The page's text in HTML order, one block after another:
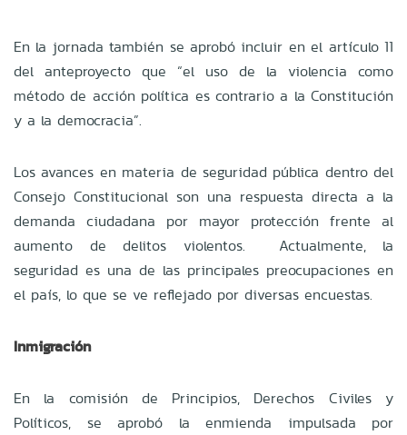
En la jornada también se aprobó incluir en el artículo 11
del anteproyecto que “el uso de la violencia como
método de acción política es contrario a la Constitución
y a la democracia”.
Los avances en materia de seguridad pública dentro del
Consejo Constitucional son una respuesta directa a la
demanda ciudadana por mayor protección frente al
aumento de delitos violentos. Actualmente, la
seguridad es una de las principales preocupaciones en
el país, lo que se ve reflejado por diversas encuestas.
Inmigración
En la comisión de Principios, Derechos Civiles y
Políticos, se aprobó la enmienda impulsada por